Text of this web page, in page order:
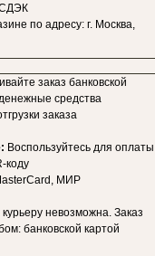
СДЭК
по адресу: г. Москва,
заказ банковской
средства
заказа
Воспользуйтесь для оплаты
коду
МИР
невозможна. Заказ
банковской картой